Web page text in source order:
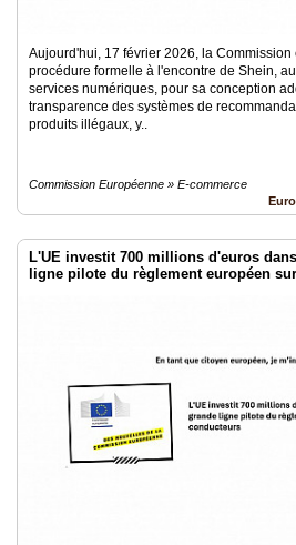
Accès
éditeur
Aujourd'hui, 17 février 2026, la
procédure formelle à l'encontre de Shein,
services numériques, pour sa conception
transparence des systèmes de
produits illégaux, y..
Commission Européenne » E-commerce
L'UE investit 700 millions d'euros
ligne pilote du règlement européen